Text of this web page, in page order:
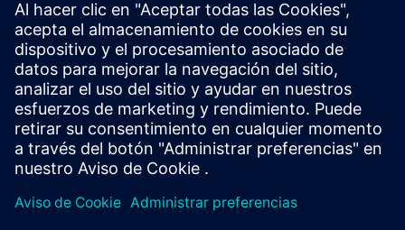
Catálogo de Controles Industriales
Catálogo SPEEDFAX
Descargas
Guía del producto | Interruptor de vacío serie A 400-600A
Guía de selección y aplicación | Interruptor tipo Vacu-Break